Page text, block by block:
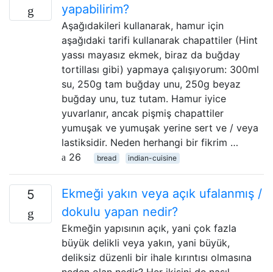
yapabilirim?
Aşağıdakileri kullanarak, hamur için
aşağıdaki tarifi kullanarak chapattiler (Hint
yassı mayasız ekmek, biraz da buğday
tortillası gibi) yapmaya çalışıyorum: 300ml
su, 250g tam buğday unu, 250g beyaz
buğday unu, tuz tutam. Hamur iyice
yuvarlanır, ancak pişmiş chapattiler
yumuşak ve yumuşak yerine sert ve / veya
lastiksidir. Neden herhangi bir fikrim …
26
bread indian-cuisine
5
Ekmeği yakın veya açık ufalanmış /
dokulu yapan nedir?
Ekmeğin yapısının açık, yani çok fazla
büyük delikli veya yakın, yani büyük,
deliksiz düzenli bir ihale kırıntısı olmasına